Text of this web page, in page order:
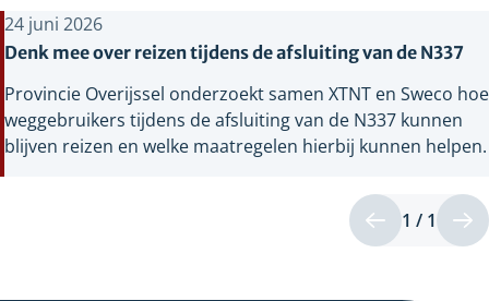
Denk mee over reizen tijdens de afsluiting van de N337
24 juni 2026
Provincie Overijssel onderzoekt samen XTNT en Sweco hoe
weggebruikers tijdens de afsluiting van de N337 kunnen
blijven reizen en welke maatregelen hierbij kunnen helpen.
Vorige
1 / 1
1